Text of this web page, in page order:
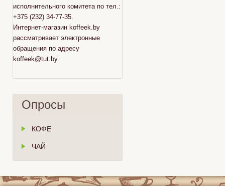
исполнительного комитета по тел.:
+375 (232) 34-77-35.
Интернет-магазин koffeek.by
рассматривает электронные
обращения по адресу
koffeek@tut.by
Опросы
КОФЕ
ЧАЙ